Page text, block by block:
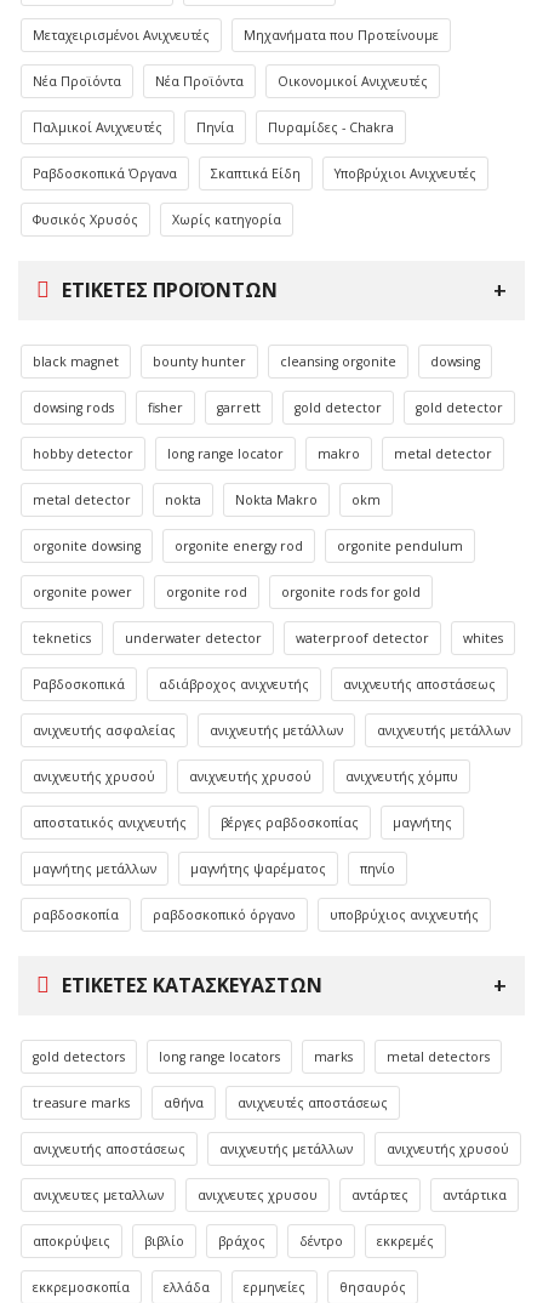
Μεταχειρισμένοι Ανιχνευτές Μηχανήματα που Προτείνουμε
Νέα Προϊόντα Νέα Προϊόντα Οικονομικοί Ανιχνευτές
Παλμικοί Ανιχνευτές Πηνία Πυραμίδες - Chakra
Ραβδοσκοπικά Όργανα Σκαπτικά Είδη Υποβρύχιοι Ανιχνευτές
Φυσικός Χρυσός Χωρίς κατηγορία
ΕΤΙΚΈΤΕΣ ΠΡΟΪΌΝΤΩΝ
black magnet bounty hunter cleansing orgonite dowsing
dowsing rods fisher garrett gold detector gold detector
hobby detector long range locator makro metal detector
metal detector nokta Nokta Makro okm
orgonite dowsing orgonite energy rod orgonite pendulum
orgonite power orgonite rod orgonite rods for gold
teknetics underwater detector waterproof detector whites
Ραβδοσκοπικά αδιάβροχος ανιχνευτής ανιχνευτής αποστάσεως
ανιχνευτής ασφαλείας ανιχνευτής μετάλλων ανιχνευτής μετάλλων
ανιχνευτής χρυσού ανιχνευτής χρυσού ανιχνευτής χόμπυ
αποστατικός ανιχνευτής βέργες ραβδοσκοπίας μαγνήτης
μαγνήτης μετάλλων μαγνήτης ψαρέματος πηνίο
ραβδοσκοπία ραβδοσκοπικό όργανο υποβρύχιος ανιχνευτής
ΕΤΙΚΈΤΕΣ ΚΑΤΑΣΚΕΥΑΣΤΏΝ
gold detectors long range locators marks metal detectors
treasure marks αθήνα ανιχνευτές αποστάσεως
ανιχνευτής αποστάσεως ανιχνευτής μετάλλων ανιχνευτής χρυσού
ανιχνευτες μεταλλων ανιχνευτες χρυσου αντάρτες αντάρτικα
αποκρύψεις βιβλίο βράχος δέντρο εκκρεμές
εκκρεμοσκοπία ελλάδα ερμηνείες θησαυρός